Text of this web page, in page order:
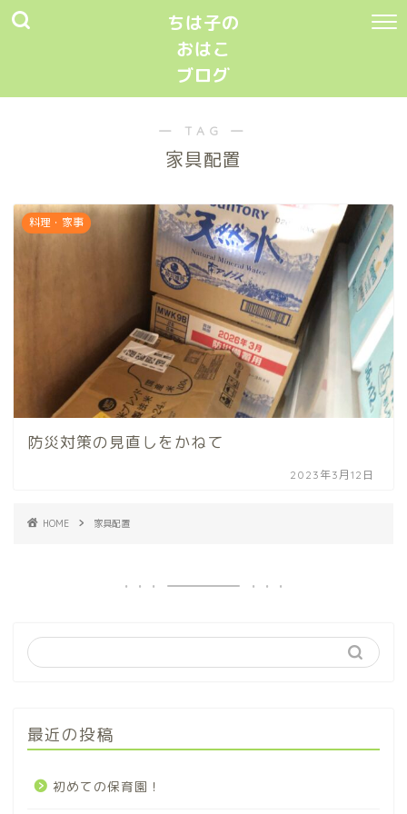
ちは子の
おはこ
ブログ
― TAG ―
家具配置
料理・家事
防災対策の見直しをかねて
2023年3月12日
HOME 家具配置
最近の投稿
初めての保育園！